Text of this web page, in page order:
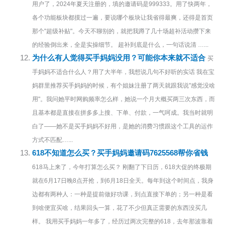
用户了，2024年夏天注册的，填的邀请码是999333。用了快两年，
各个功能板块都摸过一遍，要说哪个板块让我省得最爽，还得是首页
那个"超级补贴"。今天不聊别的，就把我蹲了几十场超补活动攒下来
的经验倒出来，全是实操细节。 超补到底是什么，一句话说清 …...
为什么有人觉得买手妈妈没用？可能你本来就不适合 买
手妈妈不适合什么人？用了大半年，我想说几句不好听的实话 我在宝
妈群里推荐买手妈妈的时候，有个姐妹注册了两天就跟我说"感觉没啥
用"。我问她平时网购频率怎么样，她说一个月大概买两三次东西，而
且基本都是直接在拼多多上搜、下单、付款，一气呵成。我当时就明
白了——她不是买手妈妈不好用，是她的消费习惯跟这个工具的运作
方式不匹配…...
618不知道怎么买？买手妈妈邀请码7625568帮你省钱
618马上来了，今年打算怎么买？ 刚翻了下日历，618大促的终极期
就在6月17日晚8点开抢，到6月18日全天。每年到这个时间点，我身
边都有两种人：一种是提前做好功课，到点直接下单的；另一种是看
到啥便宜买啥，结果回头一算，花了不少但真正需要的东西没买几
样。 我用买手妈妈一年多了，经历过两次完整的618，去年那波靠着